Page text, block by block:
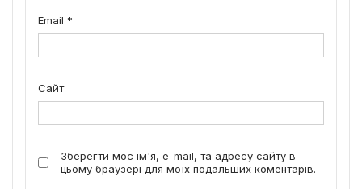
Email *
Сайт
Зберегти моє ім'я, e-mail, та адресу сайту в
цьому браузері для моїх подальших коментарів.